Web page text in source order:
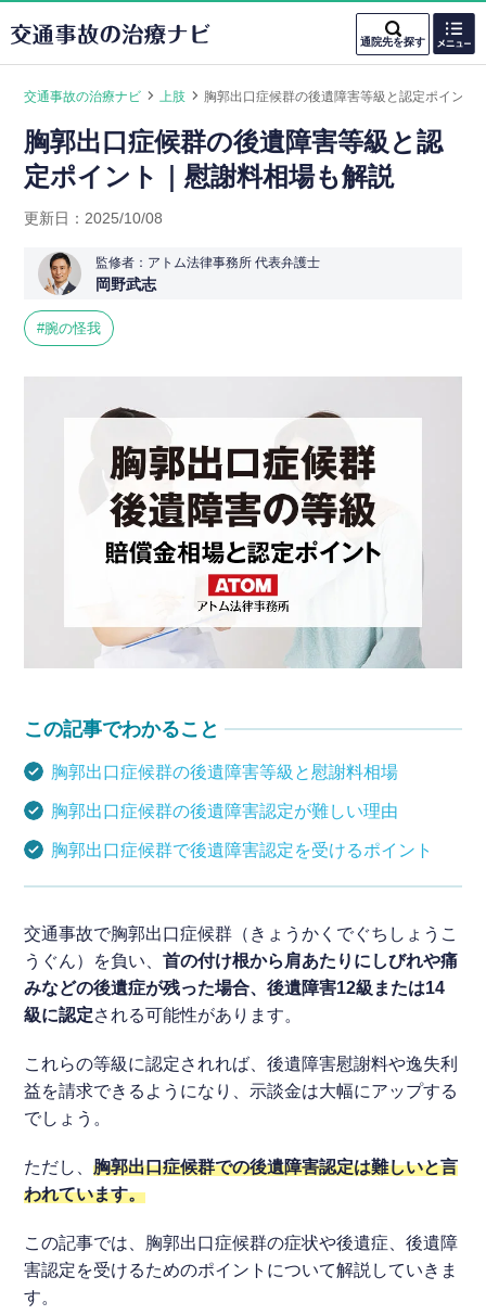
通院先を探す
ホームに戻る
役立つ情報を知りたい方
通院先の選び方
通院時の注意点
通院時のトラブル
通院と示談金
通院と後遺障害
交通事故の治療ナビ -
上肢 -胸郭出口症候群の後遺障害等級と認定ポイント
胸郭出口症候群の後遺障害等級と認
定ポイント｜慰謝料相場も解説
更新日： 2025/10/08
監修者：アトム法律事務所 代表弁護士
岡野武志
腕の怪我
この記事でわかること
胸郭出口症候群の後遺障害等級と慰謝料相場
胸郭出口症候群の後遺障害認定が難しい理由
胸郭出口症候群で後遺障害認定を受けるポイント
交通事故で胸郭出口症候群（きょうかくでぐちしょうこ
うぐん）を負い、首の付け根から肩あたりにしびれや痛
みなどの後遺症が残った場合、後遺障害12級または14
級に認定される可能性があります。
これらの等級に認定されれば、後遺障害慰謝料や逸失利
益を請求できるようになり、示談金は大幅にアップする
でしょう。
ただし、胸郭出口症候群での後遺障害認定は難しいと言
われています。
この記事では、胸郭出口症候群の症状や後遺症、後遺障
害認定を受けるためのポイントについて解説していきま
す。
エリアを選ぶ
北陸・甲信越
九州・沖縄
事故後のお悩みを選ぶ
むちうち 打撲・捻挫
挫創・切り傷・擦り傷
腕が上がらない・動かない
頭痛・吐き気・めまい 首の痛み